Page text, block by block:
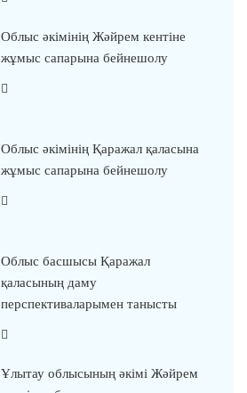
Облыс әкімінің Жәйрем кентіне
жұмыс сапарына бейнешолу
Облыс әкімінің Қаражал қаласына
жұмыс сапарына бейнешолу
Облыс басшысы Қаражал
қаласының даму
перспективаларымен танысты
Ұлытау облысының әкімі Жәйрем